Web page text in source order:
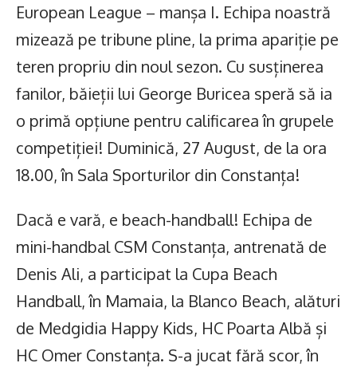
European League – manșa I. Echipa noastră
mizează pe tribune pline, la prima apariție pe
teren propriu din noul sezon. Cu susținerea
fanilor, băieții lui George Buricea speră să ia
o primă opțiune pentru calificarea în grupele
competiției! Duminică, 27 August, de la ora
18.00, în Sala Sporturilor din Constanța!
Dacă e vară, e beach-handball! Echipa de
mini-handbal CSM Constanța, antrenată de
Denis Ali, a participat la Cupa Beach
Handball, în Mamaia, la Blanco Beach, alături
de Medgidia Happy Kids, HC Poarta Albă și
HC Omer Constanța. S-a jucat fără scor, în